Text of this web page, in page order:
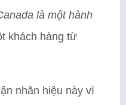
là một hành
khách hàng từ
nhãn hiệu này vì